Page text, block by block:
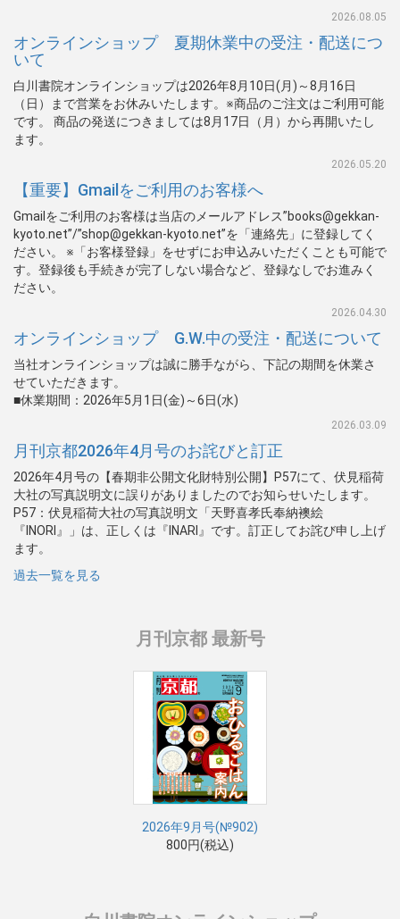
2026.08.05
オンラインショップ 夏期休業中の受注・配送につ
いて
白川書院オンラインショップは2026年8月10日(月)～8月16日
（日）まで営業をお休みいたします。※商品のご注文はご利用可能
です。 商品の発送につきましては8月17日（月）から再開いたし
ます。
2026.05.20
【重要】Gmailをご利用のお客様へ
Gmailをご利用のお客様は当店のメールアドレス”books@gekkan-
kyoto.net”/”shop@gekkan-kyoto.net”を「連絡先」に登録してく
ださい。 ※「お客様登録」をせずにお申込みいただくことも可能で
す。登録後も手続きが完了しない場合など、登録なしでお進みく
ださい。
2026.04.30
オンラインショップ G.W.中の受注・配送について
当社オンラインショップは誠に勝手ながら、下記の期間を休業さ
せていただきます。
■休業期間：2026年5月1日(金)～6日(水)
2026.03.09
月刊京都2026年4月号のお詫びと訂正
2026年4月号の【春期非公開文化財特別公開】P57にて、伏見稲荷
大社の写真説明文に誤りがありましたのでお知らせいたします。
P57：伏見稲荷大社の写真説明文「天野喜孝氏奉納襖絵
『INORI』」は、正しくは『INARI』です。訂正してお詫び申し上げ
ます。
過去一覧を見る
月刊京都 最新号
2026年9月号(№902)
800円(税込)